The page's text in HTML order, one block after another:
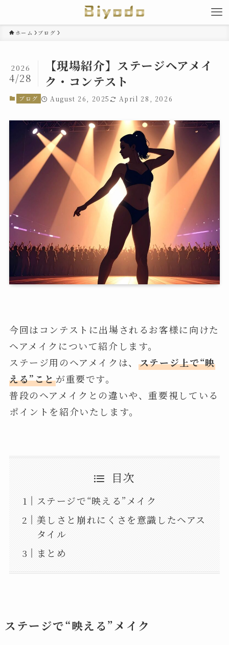
ホーム ブログ
【現場紹介】ステージヘアメイ
ク・コンテスト
2026
4/28
ブログ August 26, 2025 April 28, 2026
今回はコンテストに出場されるお客様に向けた
ヘアメイクについて紹介します。
ステージ用のヘアメイクは、 ステージ上で“映
える”ことが重要です。
普段のヘアメイクとの違いや、重要視している
ポイントを紹介いたします。
目次
ステージで“映える”メイク
美しさと崩れにくさを意識したヘアス
タイル
まとめ
ステージで“映える”メイク